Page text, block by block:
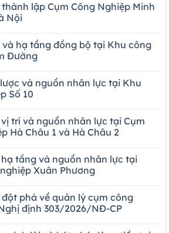
lập Cụm Công Nghiệp Minh
Nội
hạ tầng đồng bộ tại Khu công
Đường
và nguồn nhân lực tại Khu
Số 10
trí và nguồn nhân lực tại Cụm
Hà Châu 1 và Hà Châu 2
tầng và nguồn nhân lực tại
Xuân Phương
phá về quản lý cụm công
định 303/2026/NĐ-CP